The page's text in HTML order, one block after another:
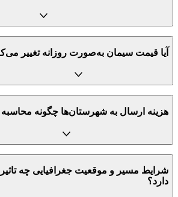
آیا قیمت‌ سیمان به‌صورت روزانه تغییر
هزینه ارسال به شهرستان‌ها چگونه
شرایط مسیر و موقعیت جغرافیایی چه
دارد؟